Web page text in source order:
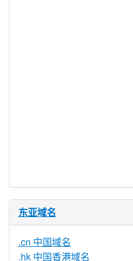
东亚域名
.cn 中国域名
.hk 中国香港域名